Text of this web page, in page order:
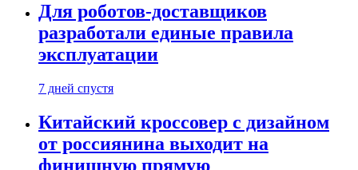
Для роботов-доставщиков
разработали единые правила
эксплуатации
7 дней спустя
Китайский кроссовер с дизайном
от россиянина выходит на
финишную прямую